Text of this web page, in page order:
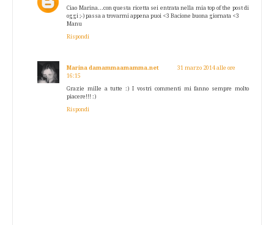
Ciao Marina...con questa ricetta sei entrata nella mia top of the post di
oggi ;-) passa a trovarmi appena puoi <3 Bacione buona giornata <3
Manu
Rispondi
Marina damammaamamma.net
31 marzo 2014 alle ore
16:15
Grazie mille a tutte :) I vostri commenti mi fanno sempre molto
piacere!!! :)
Rispondi